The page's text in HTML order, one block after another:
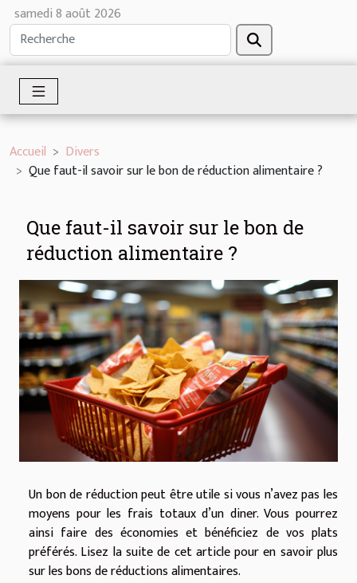
samedi 8 août 2026
Accueil
Divers
Que faut-il savoir sur le bon de réduction alimentaire ?
Que faut-il savoir sur le bon de
réduction alimentaire ?
Un bon de réduction peut être utile si vous n’avez pas les
moyens pour les frais totaux d’un diner. Vous pourrez
ainsi faire des économies et bénéficiez de vos plats
préférés. Lisez la suite de cet article pour en savoir plus
sur les bons de réductions alimentaires.